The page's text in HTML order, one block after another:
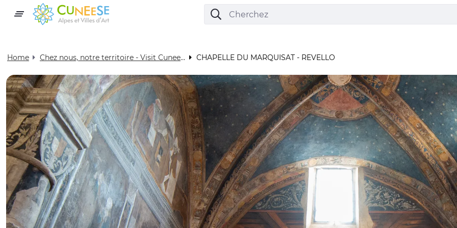
Home Chez nous, notre territoire - Visit Cuneese CHAPELLE DU MARQUISAT - REVELLO